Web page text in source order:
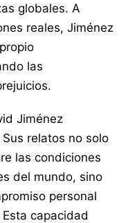
globales. A
reales, Jiménez
las
Jiménez
relatos no solo
las condiciones
del mundo, sino
personal
capacidad